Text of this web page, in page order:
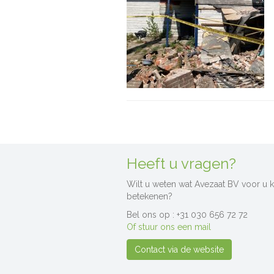
Heeft u vragen?
Wilt u weten wat Avezaat BV voor u
betekenen?
Bel ons op : +31 030 656 72 72
Of stuur ons een mail
Contact via de website